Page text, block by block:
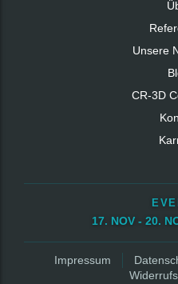
Unsere
CR‑3D
17. NOV - 20.
Impressum